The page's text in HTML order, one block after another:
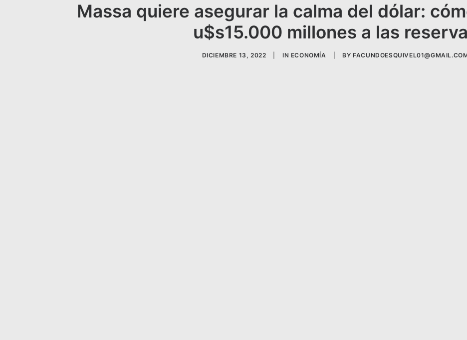
Massa quiere asegurar la calma del dólar:
u$s15.000 millones a las
DICIEMBRE 13, 2022 IN ECONOMÍA BY